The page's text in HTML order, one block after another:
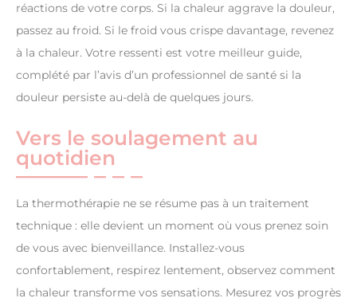
réactions de votre corps. Si la chaleur aggrave la douleur,
passez au froid. Si le froid vous crispe davantage, revenez
à la chaleur. Votre ressenti est votre meilleur guide,
complété par l’avis d’un professionnel de santé si la
douleur persiste au-delà de quelques jours.
Vers le soulagement au
quotidien
La thermothérapie ne se résume pas à un traitement
technique : elle devient un moment où vous prenez soin
de vous avec bienveillance. Installez-vous
confortablement, respirez lentement, observez comment
la chaleur transforme vos sensations. Mesurez vos progrès